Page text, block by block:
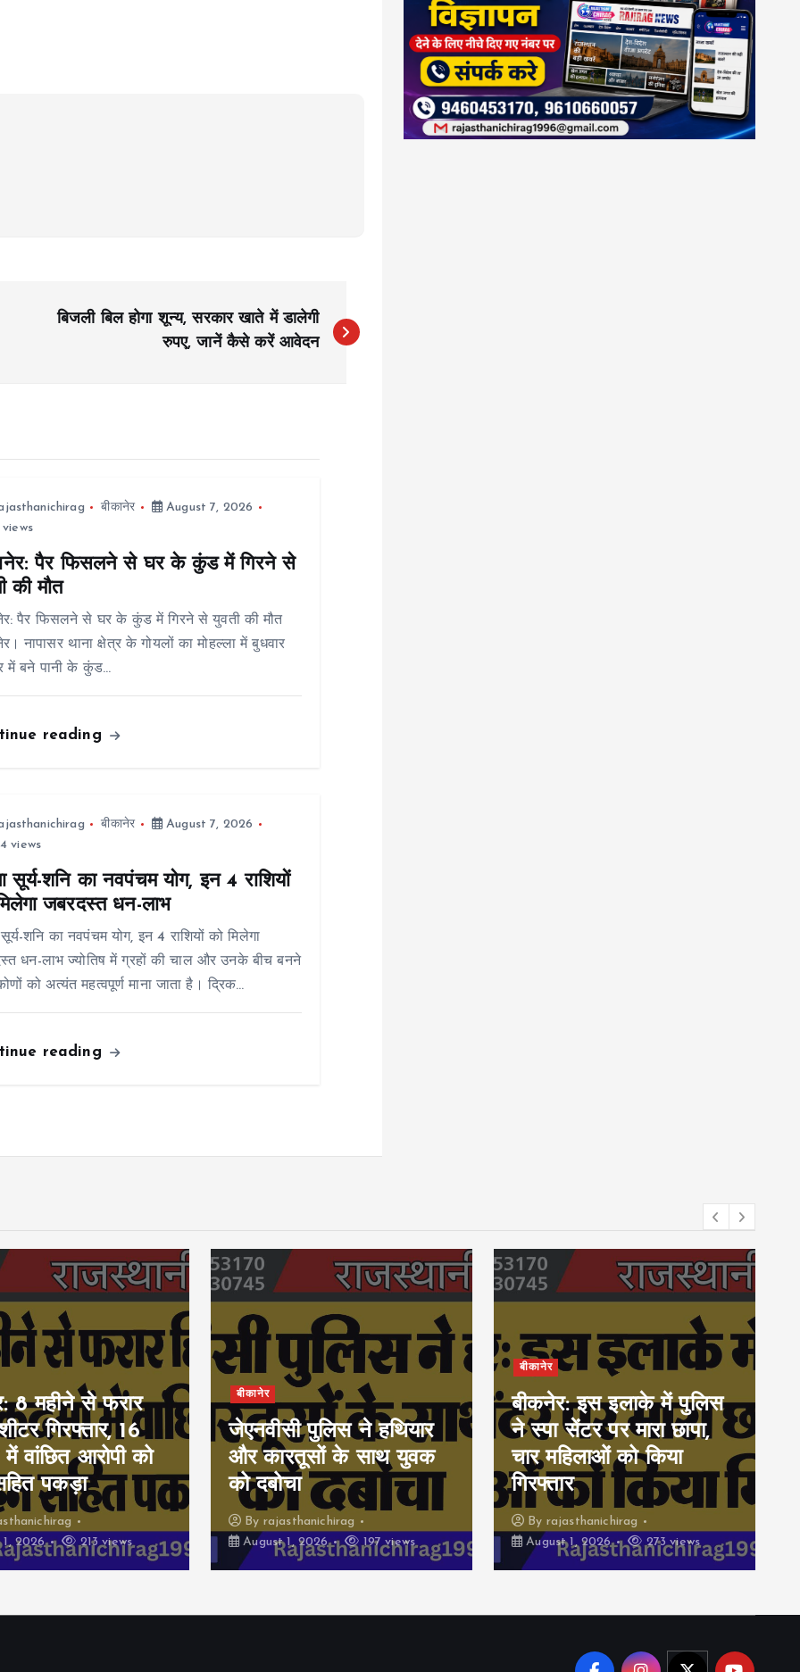
बिजली बिल होगा शून्य, सरकार खाते में डालेगी
रुपए, जानें कैसे करें आवेदन
बीकानेर
August 7, 2026
views
पैर फिसलने से घर के कुंड में गिरने से
की मौत
पैर फिसलने से घर के कुंड में गिरने से युवती की मौत
नापासर थाना क्षेत्र के गोयलों का मोहल्ला में बुधवार
में बने पानी के कुंड…
reading
बीकानेर
August 7, 2026
views
सूर्य-शनि का नवपंचम योग, इन 4 राशियों
जबरदस्त धन-लाभ
शनि का नवपंचम योग, इन 4 राशियों को मिलेगा
धन-लाभ ज्योतिष में ग्रहों की चाल और उनके बीच बनने
को अत्यंत महत्वपूर्ण माना जाता है। द्रिक…
reading
8 महीने से फरार
गिरफ्तार, 16
वांछित आरोपी को
पकड़ा
2026
213 views
बीकानेर
जेएनवीसी पुलिस ने हथियार
और कारतूसों के साथ युवक
को दबोचा
By rajasthanichirag
August 1, 2026
197 views
बीकानेर
बीकनेर: इस इलाके में पुलिस
ने स्पा सेंटर पर मारा छापा,
चार महिलाओं को किया
गिरफ्तार
By rajasthanichirag
August 1, 2026
273 views